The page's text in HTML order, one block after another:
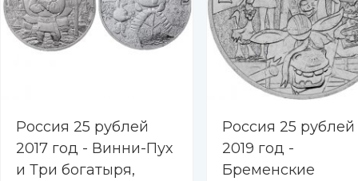
Россия 25 рублей
2017 год - Винни-Пух
и Три богатыря,
Россия 25 рублей
2019 год -
Бременские